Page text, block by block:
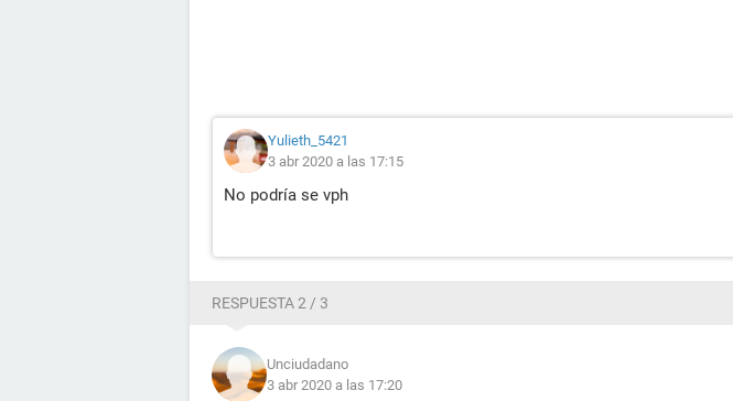
Yulieth_5421
3 abr 2020 a las 17:15
No podría se vph
RESPUESTA 2 / 3
Unciudadano
3 abr 2020 a las 17:20